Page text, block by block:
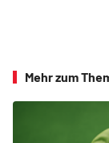
Mehr zum